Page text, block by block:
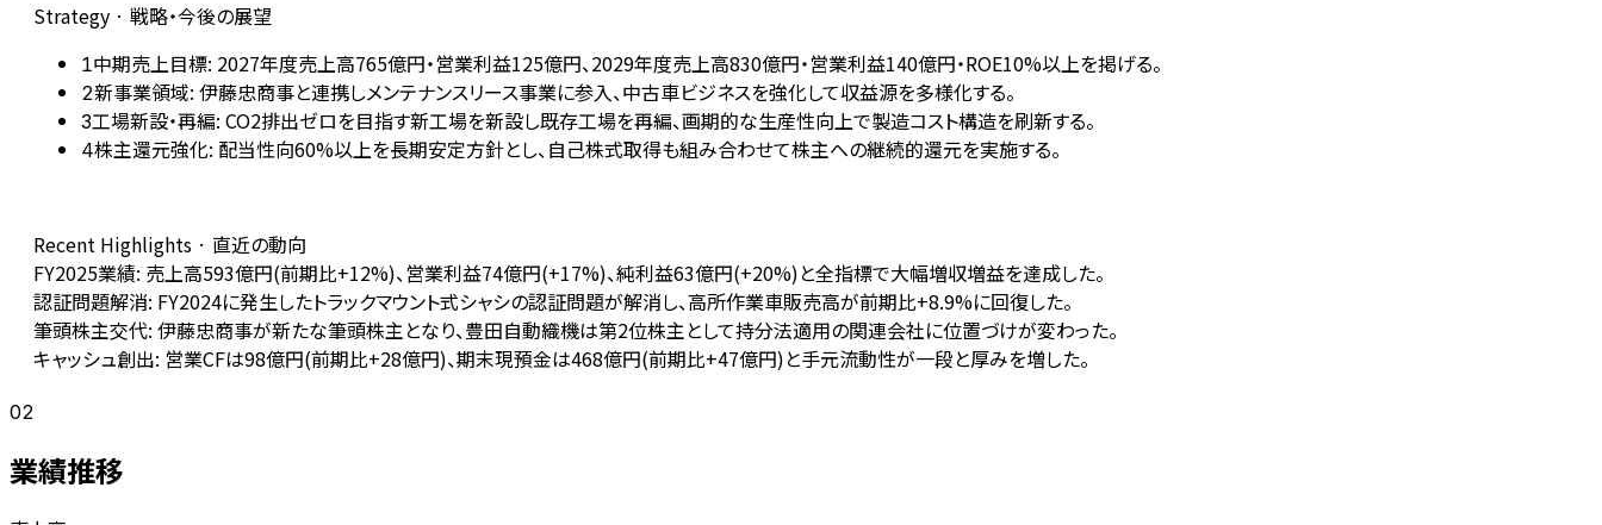
Strategy · 戦略・今後の展望
1中期売上目標: 2027年度売上高765億円・営業利益125億円、2029年度売上高830億円・営業利益140億円・ROE10%以上を掲げる。
2新事業領域: 伊藤忠商事と連携しメンテナンスリース事業に参入、中古車ビジネスを強化して収益源を多様化する。
3工場新設・再編: CO2排出ゼロを目指す新工場を新設し既存工場を再編、画期的な生産性向上で製造コスト構造を刷新する。
4株主還元強化: 配当性向60%以上を長期安定方針とし、自己株式取得も組み合わせて株主への継続的還元を実施する。
Recent Highlights · 直近の動向
FY2025業績: 売上高593億円(前期比+12%)、営業利益74億円(+17%)、純利益63億円(+20%)と全指標で大幅増収増益を達成した。
認証問題解消: FY2024に発生したトラックマウント式シャシの認証問題が解消し、高所作業車販売高が前期比+8.9%に回復した。
筆頭株主交代: 伊藤忠商事が新たな筆頭株主となり、豊田自動織機は第2位株主として持分法適用の関連会社に位置づけが変わった。
キャッシュ創出: 営業CFは98億円(前期比+28億円)、期末現預金は468億円(前期比+47億円)と手元流動性が一段と厚みを増した。
02
業績推移